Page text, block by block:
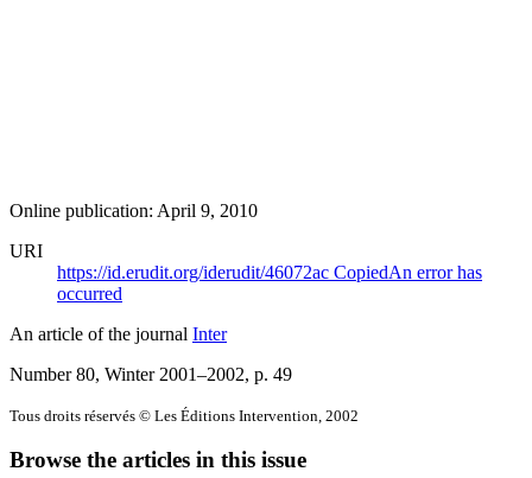
Online publication: April 9, 2010
URI
https://id.erudit.org/iderudit/46072ac CopiedAn error has
occurred
An article of the journal Inter
Number 80, Winter 2001–2002, p. 49
Tous droits réservés © Les Éditions Intervention, 2002
Browse the articles in this issue